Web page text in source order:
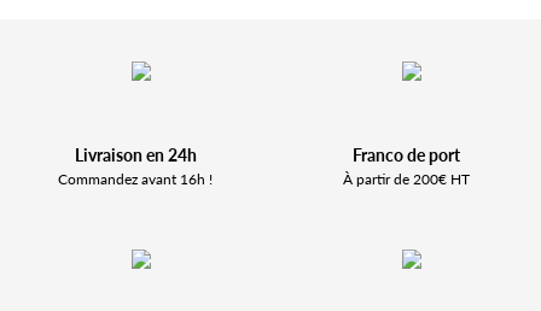
Livraison en 24h
Commandez avant 16h !
Franco de port
À partir de 200€ HT